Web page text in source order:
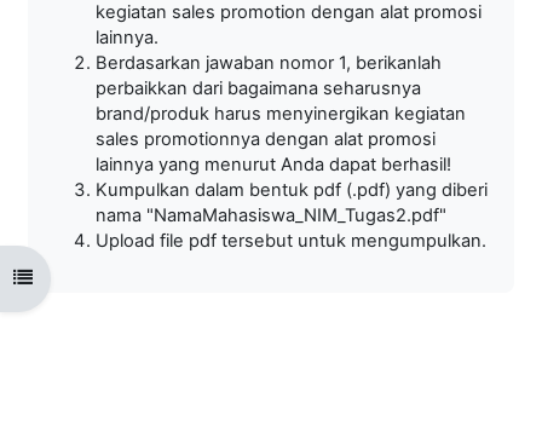
Open course index
kegiatan sales promotion dengan alat promosi
lainnya.
Berdasarkan jawaban nomor 1, berikanlah
perbaikkan dari bagaimana seharusnya
brand/produk harus menyinergikan kegiatan
sales promotionnya dengan alat promosi
lainnya yang menurut Anda dapat berhasil!
Kumpulkan dalam bentuk pdf (.pdf) yang diberi
nama "NamaMahasiswa_NIM_Tugas2.pdf"
Upload file pdf tersebut untuk mengumpulkan.